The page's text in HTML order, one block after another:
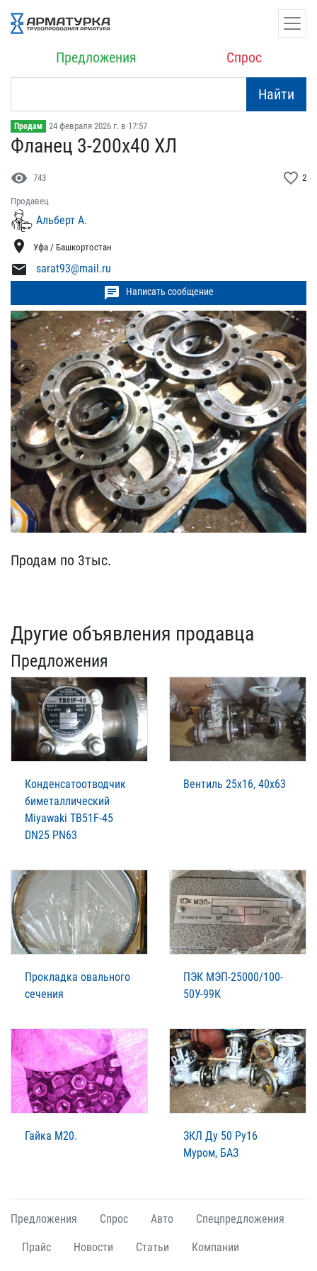
Предложения Спрос
Найти
Продам 24 февраля 2026 г. в 17:57
Фланец 3-200х40 ХЛ
visibility 743 favorite_border 2
Продавец
Альберт А.
location_on Уфа / Башкортостан
mail sarat93@mail.ru
chat Написать сообщение
Продам по 3тыс.
Другие объявления продавца
Предложения
Конденсатоотводчик
биметаллический
Miyawaki TB51F-45
DN25 PN63
Вентиль 25х16, 40х63
Прокладка овального
сечения
ПЭК МЭП-25000/100-
50У-99К
Гайка М20.
ЗКЛ Ду 50 Ру16
Муром, БАЗ
Предложения Спрос Авто Спецпредложения
Прайс Новости Статьи Компании